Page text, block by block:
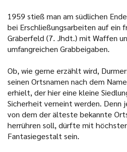
1959 stieß man am südlichen
bei Erschließungsarbeiten auf ein
Gräberfeld (7. Jhdt.) mit Waffen
umfangreichen Grabbeigaben.
Ob, wie gerne erzählt wird,
seinen Ortsnamen nach dem
erhielt, der hier eine kleine
Sicherheit verneint werden. Denn
von dem der älteste bekannte
herrühren soll, dürfte mit
Fantasiegestalt sein.